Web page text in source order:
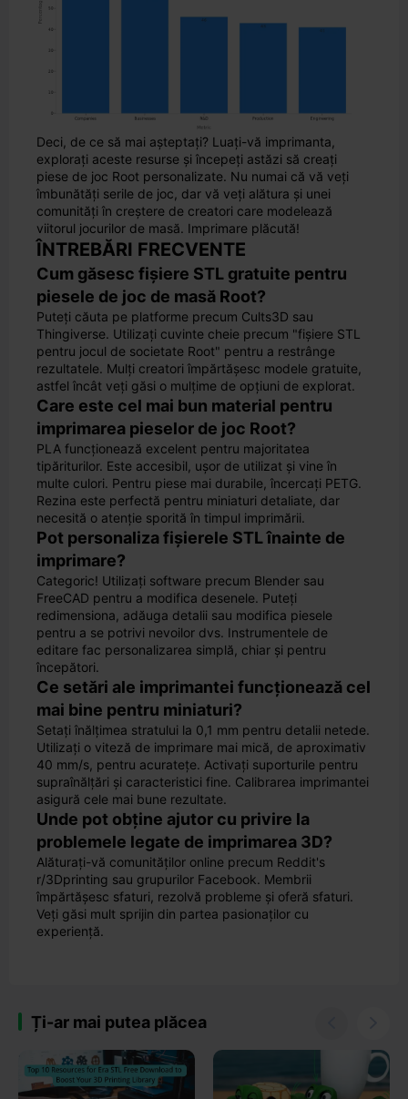
Deci, de ce să mai așteptați? Luați-vă imprimanta,
explorați aceste resurse și începeți astăzi să creați
piese de joc Root personalizate. Nu numai că vă veți
îmbunătăți serile de joc, dar vă veți alătura și unei
comunități în creștere de creatori care modelează
viitorul jocurilor de masă. Imprimare plăcută!
ÎNTREBĂRI FRECVENTE
Cum găsesc fișiere STL gratuite pentru
piesele de joc de masă Root?
Puteți căuta pe platforme precum Cults3D sau
Thingiverse. Utilizați cuvinte cheie precum "fișiere STL
pentru jocul de societate Root" pentru a restrânge
rezultatele. Mulți creatori împărtășesc modele gratuite,
astfel încât veți găsi o mulțime de opțiuni de explorat.
Care este cel mai bun material pentru
imprimarea pieselor de joc Root?
PLA funcționează excelent pentru majoritatea
tipăriturilor. Este accesibil, ușor de utilizat și vine în
multe culori. Pentru piese mai durabile, încercați PETG.
Rezina este perfectă pentru miniaturi detaliate, dar
necesită o atenție sporită în timpul imprimării.
Pot personaliza fișierele STL înainte de
imprimare?
Categoric! Utilizați software precum Blender sau
FreeCAD pentru a modifica desenele. Puteți
redimensiona, adăuga detalii sau modifica piesele
pentru a se potrivi nevoilor dvs. Instrumentele de
editare fac personalizarea simplă, chiar și pentru
începători.
Ce setări ale imprimantei funcționează cel
mai bine pentru miniaturi?
Setați înălțimea stratului la 0,1 mm pentru detalii netede.
Utilizați o viteză de imprimare mai mică, de aproximativ
40 mm/s, pentru acuratețe. Activați suporturile pentru
supraînălțări și caracteristici fine. Calibrarea imprimantei
asigură cele mai bune rezultate.
Unde pot obține ajutor cu privire la
problemele legate de imprimarea 3D?
Alăturați-vă comunităților online precum Reddit's
r/3Dprinting sau grupurilor Facebook. Membrii
împărtășesc sfaturi, rezolvă probleme și oferă sfaturi.
Veți găsi mult sprijin din partea pasionaților cu
experiență.
Ți-ar mai putea plăcea